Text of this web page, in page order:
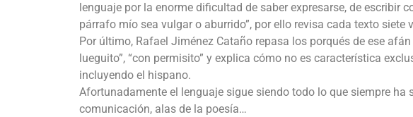
lenguaje por la enorme dificultad de saber expresarse, de escribir
párrafo mío sea vulgar o aburrido”, por ello revisa cada texto siete
Por último, Rafael Jiménez Cataño repasa los porqués de ese
lueguito”, “con permisito” y explica cómo no es característica
incluyendo el hispano.
Afortunadamente el lenguaje sigue siendo todo lo que siempre ha
comunicación, alas de la poesía…